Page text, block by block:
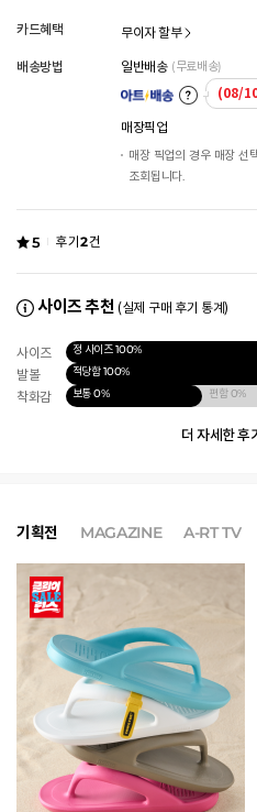
카드혜택 무이자 할부
배송방법 일반배송 (무료배송)
(08/
매장픽업
매장 픽업의 경우 매장 선
조회됩니다.
5 후기2건
사이즈 추천 (실제 구매 후기 통계)
사이즈 정 사이즈100%
발볼 적당함100%
착화감 보통0% 편함0%
더 자세한 후
기획전 MAGAZINE A-RT TV